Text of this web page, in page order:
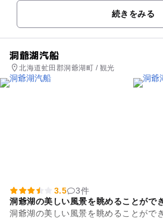
続きをみる
洞爺湖汽船
北海道虻田郡洞爺湖町 / 観光
3.5
3件
洞爺湖の美しい風景を眺めることがで
洞爺湖の美しい風景を眺めることがで